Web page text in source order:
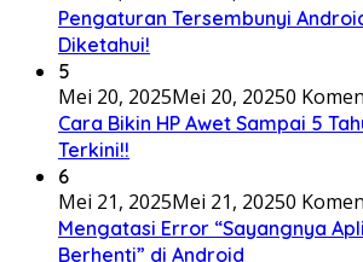
Pengaturan Tersembunyi
Diketahui!
5
Mei 20, 2025Mei 20, 20250
Cara Bikin HP Awet Sampai 5
Terkini!!
6
Mei 21, 2025Mei 21, 20250
Mengatasi Error “Sayangnya
Berhenti” di Android